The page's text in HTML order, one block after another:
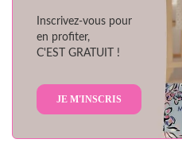
Inscrivez-vous pour
en profiter,
C'EST GRATUIT !
JE M'INSCRIS